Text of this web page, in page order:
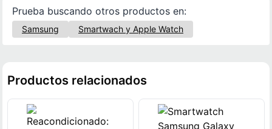
Prueba buscando otros productos en:
Samsung Smartwach y Apple Watch
Productos relacionados